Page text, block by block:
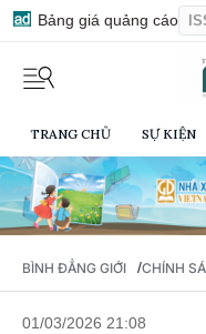
Bảng giá quảng cáo
TRANG CHỦ SỰ KIỆN
BÌNH ĐẲNG GIỚI /CHÍNH
01/03/2026 21:08